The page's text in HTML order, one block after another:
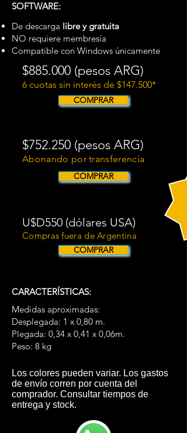
SOFTWARE:
De descarga libre y gratuita
NO requiere membresía
Compatible con Windows únicamente
$885.000 (pesos ARG)​
6 cuotas sin interés de $147.500*
COMPRAR
$752.250 (pesos ARG)​
Abonando por transferencia
COMPRAR
U$D550 (dólares USA)
Compras fuera de Argentina
COMPRAR
CARACTERÍSTICAS:
Medidas aproximadas:
Desplegada: 1 x 0,80 m.
Plegada: 0,34 x 0,41 x 0,06m.
Peso: 8 kg
​Los colores pueden variar. Los gastos
de envío corren por cuenta del
comprador. Consultar tiempos de
entrega y stock.